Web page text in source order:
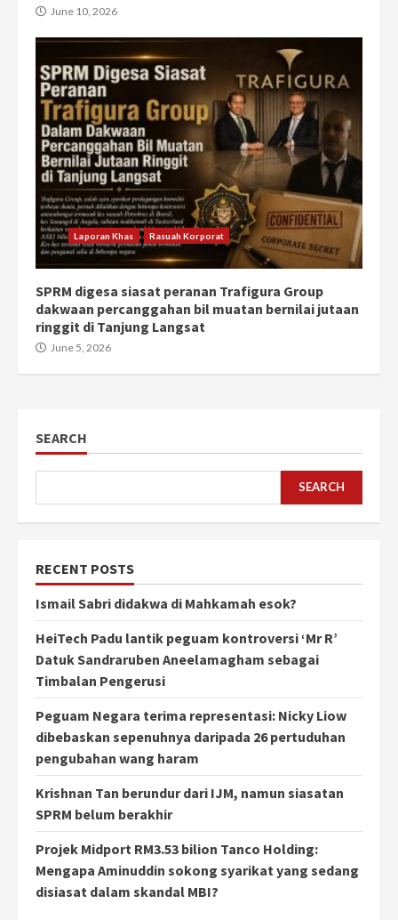
June 10, 2026
Laporan Khas Rasuah Korporat
SPRM digesa siasat peranan Trafigura Group
dakwaan percanggahan bil muatan bernilai jutaan
ringgit di Tanjung Langsat
June 5, 2026
SEARCH
SEARCH
RECENT POSTS
Ismail Sabri didakwa di Mahkamah esok?
HeiTech Padu lantik peguam kontroversi ‘Mr R’
Datuk Sandraruben Aneelamagham sebagai
Timbalan Pengerusi
Peguam Negara terima representasi: Nicky Liow
dibebaskan sepenuhnya daripada 26 pertuduhan
pengubahan wang haram
Krishnan Tan berundur dari IJM, namun siasatan
SPRM belum berakhir
Projek Midport RM3.53 bilion Tanco Holding:
Mengapa Aminuddin sokong syarikat yang sedang
disiasat dalam skandal MBI?